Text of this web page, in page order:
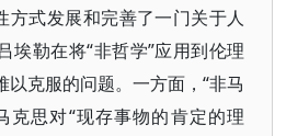
方式发展和完善了一门关于人
埃勒在将“非哲学”应用到伦理
克服的问题。一方面，“非马
克思对“现存事物的肯定的理